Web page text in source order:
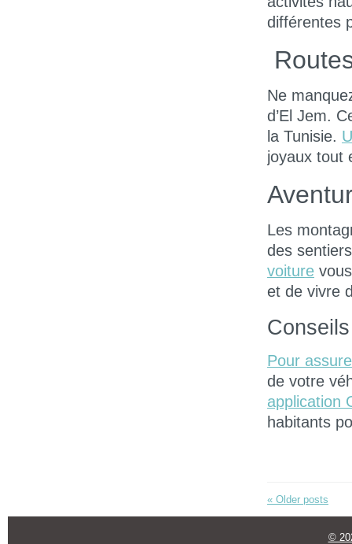
différentes
Ne
d’El Jem.
la Tunisie.
joyaux tout
Les
des
voiture
et de vivre
Pour
de votre
application
habitants
« Older posts
©